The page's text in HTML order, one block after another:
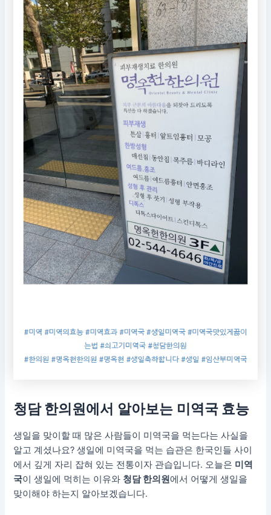
청담 한의원에서 알아보는 미역국 효능
생일을 맞이할 때 많은 사람들이 미역국을 먹는다는 사실을
알고 계셨나요? 생일에 미역국을 먹는 습관은 한국인들 사이
에서 깊게 자리 잡혀 있는 전통이자 관습입니다. 오늘은 미역
국이 생일에 먹히는 이유와 청담 한의원에서 어떻게 생일을
맞이해야 하는지 알아보겠습니다.